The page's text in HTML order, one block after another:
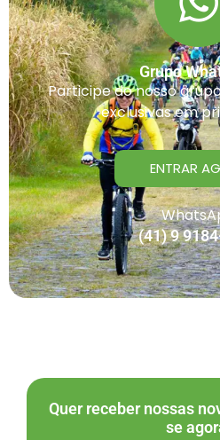
Grupo
Participe do nosso
exclusivas em
ENTRAR
(41) 9
Quer receber nossas
se